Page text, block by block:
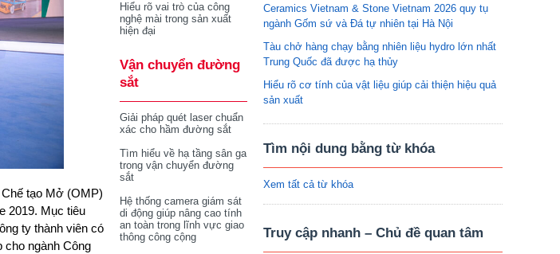
tạo Mở (OMP)
2019. Mục tiêu
ty thành viên có
cho ngành Công
Hiểu rõ vai trò của công
nghệ mài trong sản xuất
hiện đại
Vận chuyển đường
sắt
Giải pháp quét laser chuẩn
xác cho hầm đường sắt
Tìm hiểu về hạ tầng sân ga
trong vận chuyển đường
sắt
Hệ thống camera giám sát
di động giúp nâng cao tính
an toàn trong lĩnh vực giao
thông công cộng
Ceramics Vietnam & Stone Vietnam 2026 quy tụ
ngành Gốm sứ và Đá tự nhiên tại Hà Nội
Tàu chở hàng chạy bằng nhiên liệu hydro lớn nhất
Trung Quốc đã được hạ thủy
Hiểu rõ cơ tính của vật liệu giúp cải thiện hiệu quả
sản xuất
Tìm nội dung bằng từ khóa
Xem tất cả từ khóa
Truy cập nhanh – Chủ đề quan tâm